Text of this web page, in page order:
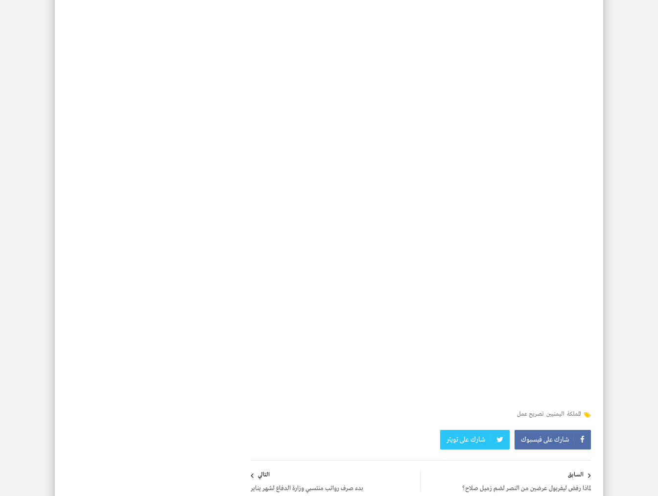
المملكة اليمنيين تصريح عمل
شارك على فيسبوك شارك على تويتر
المقالات
السابق
لماذا رفض ليفربول عرضين من النصر لضم زميل صلاح؟
التالي
بدء صرف رواتب منتسبي وزارة الدفاع لشهر يناير